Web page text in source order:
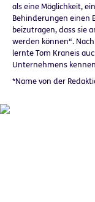
als eine Möglichkeit,
Behinderungen einen
beizutragen, dass sie
werden können“.
lernte Tom Kraneis
Unternehmens
*Name von der